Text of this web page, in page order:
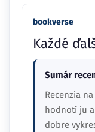
bookverse
Každé
Sumár
Recenzia
hodnotí ju
dobre